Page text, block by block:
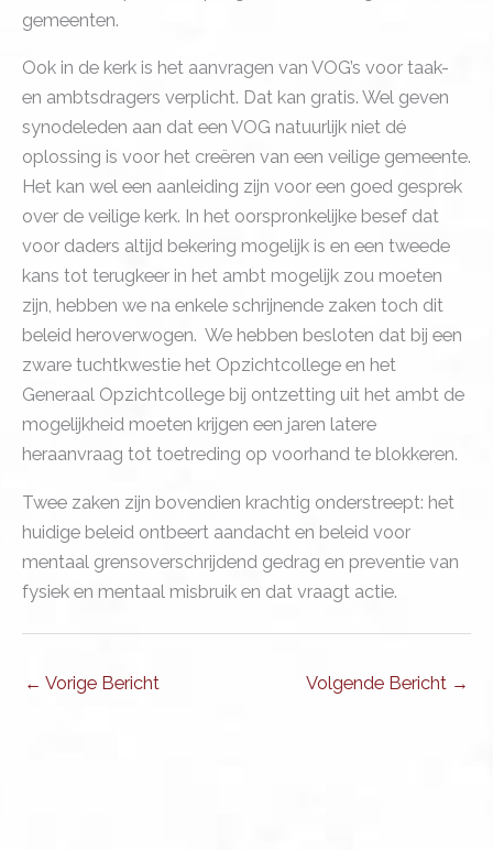
gemeenten.
Ook in de kerk is het aanvragen van VOG’s voor taak-
en ambtsdragers verplicht. Dat kan gratis. Wel geven
synodeleden aan dat een VOG natuurlijk niet dé
oplossing is voor het creëren van een veilige gemeente.
Het kan wel een aanleiding zijn voor een goed gesprek
over de veilige kerk. In het oorspronkelijke besef dat
voor daders altijd bekering mogelijk is en een tweede
kans tot terugkeer in het ambt mogelijk zou moeten
zijn, hebben we na enkele schrijnende zaken toch dit
beleid heroverwogen. We hebben besloten dat bij een
zware tuchtkwestie het Opzichtcollege en het
Generaal Opzichtcollege bij ontzetting uit het ambt de
mogelijkheid moeten krijgen een jaren latere
heraanvraag tot toetreding op voorhand te blokkeren.
Twee zaken zijn bovendien krachtig onderstreept: het
huidige beleid ontbeert aandacht en beleid voor
mentaal grensoverschrijdend gedrag en preventie van
fysiek en mentaal misbruik en dat vraagt actie.
← Vorige Bericht Volgende Bericht →